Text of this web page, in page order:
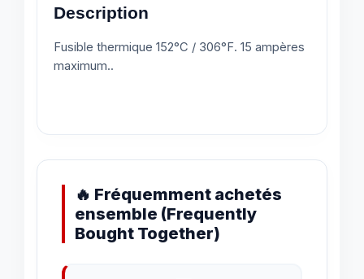
Description
Fusible thermique 152°C / 306°F. 15 ampères
maximum..
🔥 Fréquemment achetés
ensemble (Frequently
Bought Together)